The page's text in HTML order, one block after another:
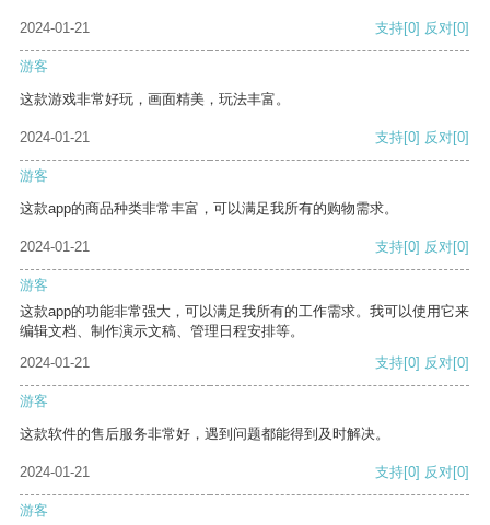
2024-01-21 支持[0] 反对[0]
游客
这款游戏非常好玩，画面精美，玩法丰富。
2024-01-21 支持[0] 反对[0]
游客
这款app的商品种类非常丰富，可以满足我所有的购物需求。
2024-01-21 支持[0] 反对[0]
游客
这款app的功能非常强大，可以满足我所有的工作需求。我可以使用它来
编辑文档、制作演示文稿、管理日程安排等。
2024-01-21
支持[0] 反对[0]
游客
这款软件的售后服务非常好，遇到问题都能得到及时解决。
2024-01-21 支持[0] 反对[0]
游客